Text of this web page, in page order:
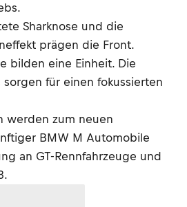
Sharknose und die
prägen die Front.
bilden eine Einheit. Die
für einen fokussierten
werden zum neuen
BMW M Automobile
an GT-Rennfahrzeuge und